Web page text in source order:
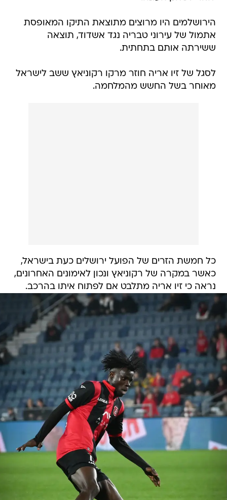
הירושלמים היו מרוצים מתוצאת התיקו המאופסת
אתמול של עירוני טבריה נגד אשדוד, תוצאה
ששירתה אותם בתחתית.
לסגל של זיו אריה חוזר מרקו רקוניאץ ששב לישראל
מאוחר בשל החשש מהמלחמה.
כל חמשת הזרים של הפועל ירושלים כעת בישראל,
כאשר במקרה של רקוניאץ ונכון לאימונים האחרונים,
נראה כי זיו אריה מתלבט אם לפתוח איתו בהרכב.